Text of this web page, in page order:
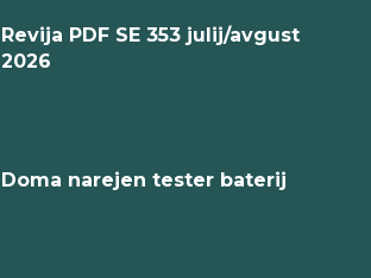
Revija PDF SE 353 julij/avgust
2026
Doma narejen tester baterij